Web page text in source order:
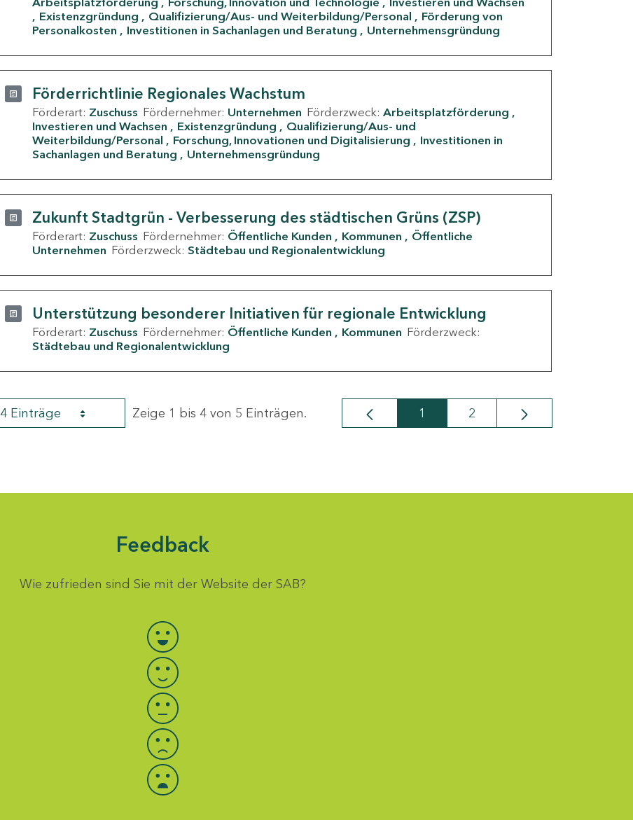
Existenzgründung
Qualifizierung/Aus- und Weiterbildung/Personal
Förderung von
Personalkosten
Investitionen in Sachanlagen und Beratung Unternehmensgründung
Förderrichtlinie Regionales Wachstum
Förderart: Zuschuss Fördernehmer: Unternehmen Förderzweck: Arbeitsplatzförderung
Investieren und Wachsen
Existenzgründung
Qualifizierung/Aus- und
Weiterbildung/Personal
Forschung, Innovationen und Digitalisierung
Investitionen in
Sachanlagen und Beratung
Unternehmensgründung
Zukunft Stadtgrün - Verbesserung des städtischen Grüns (ZSP)
Förderart: Zuschuss Fördernehmer: Öffentliche Kunden Kommunen
Öffentliche
Unternehmen Förderzweck: Städtebau und Regionalentwicklung
Unterstützung besonderer Initiativen für regionale Entwicklung
Förderart: Zuschuss Fördernehmer: Öffentliche Kunden Kommunen Förderzweck:
Städtebau und Regionalentwicklung
4 Einträge Zeige 1 bis 4 von 5 Einträgen. Seite
1 Seite
2
Feedback
Wie zufrieden sind Sie mit der Website der SAB?
Bewertung auswählen